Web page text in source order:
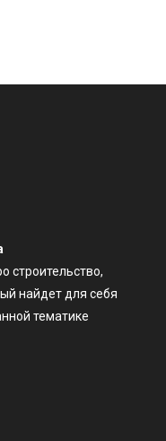
строительство,
найдет для себя
тематике